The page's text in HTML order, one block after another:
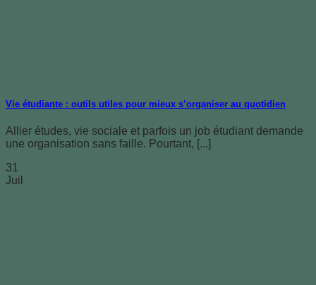
Vie étudiante : outils utiles pour mieux s’organiser au quotidien
Allier études, vie sociale et parfois un job étudiant demande
une organisation sans faille. Pourtant, [...]
31
Juil